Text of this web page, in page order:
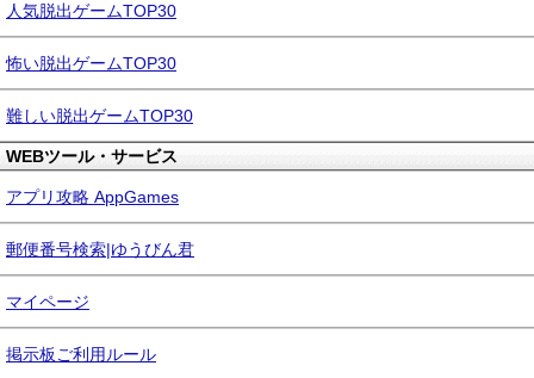
人気脱出ゲームTOP30
怖い脱出ゲームTOP30
難しい脱出ゲームTOP30
WEBツール・サービス
アプリ攻略 AppGames
郵便番号検索|ゆうびん君
マイページ
掲示板ご利用ルール